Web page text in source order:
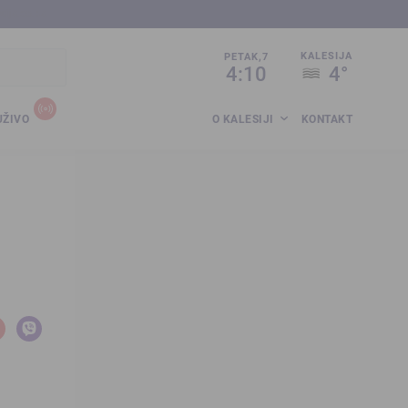
PETAK,7
4:10
KALESIJA
4°
O KALESIJI KONTAKT